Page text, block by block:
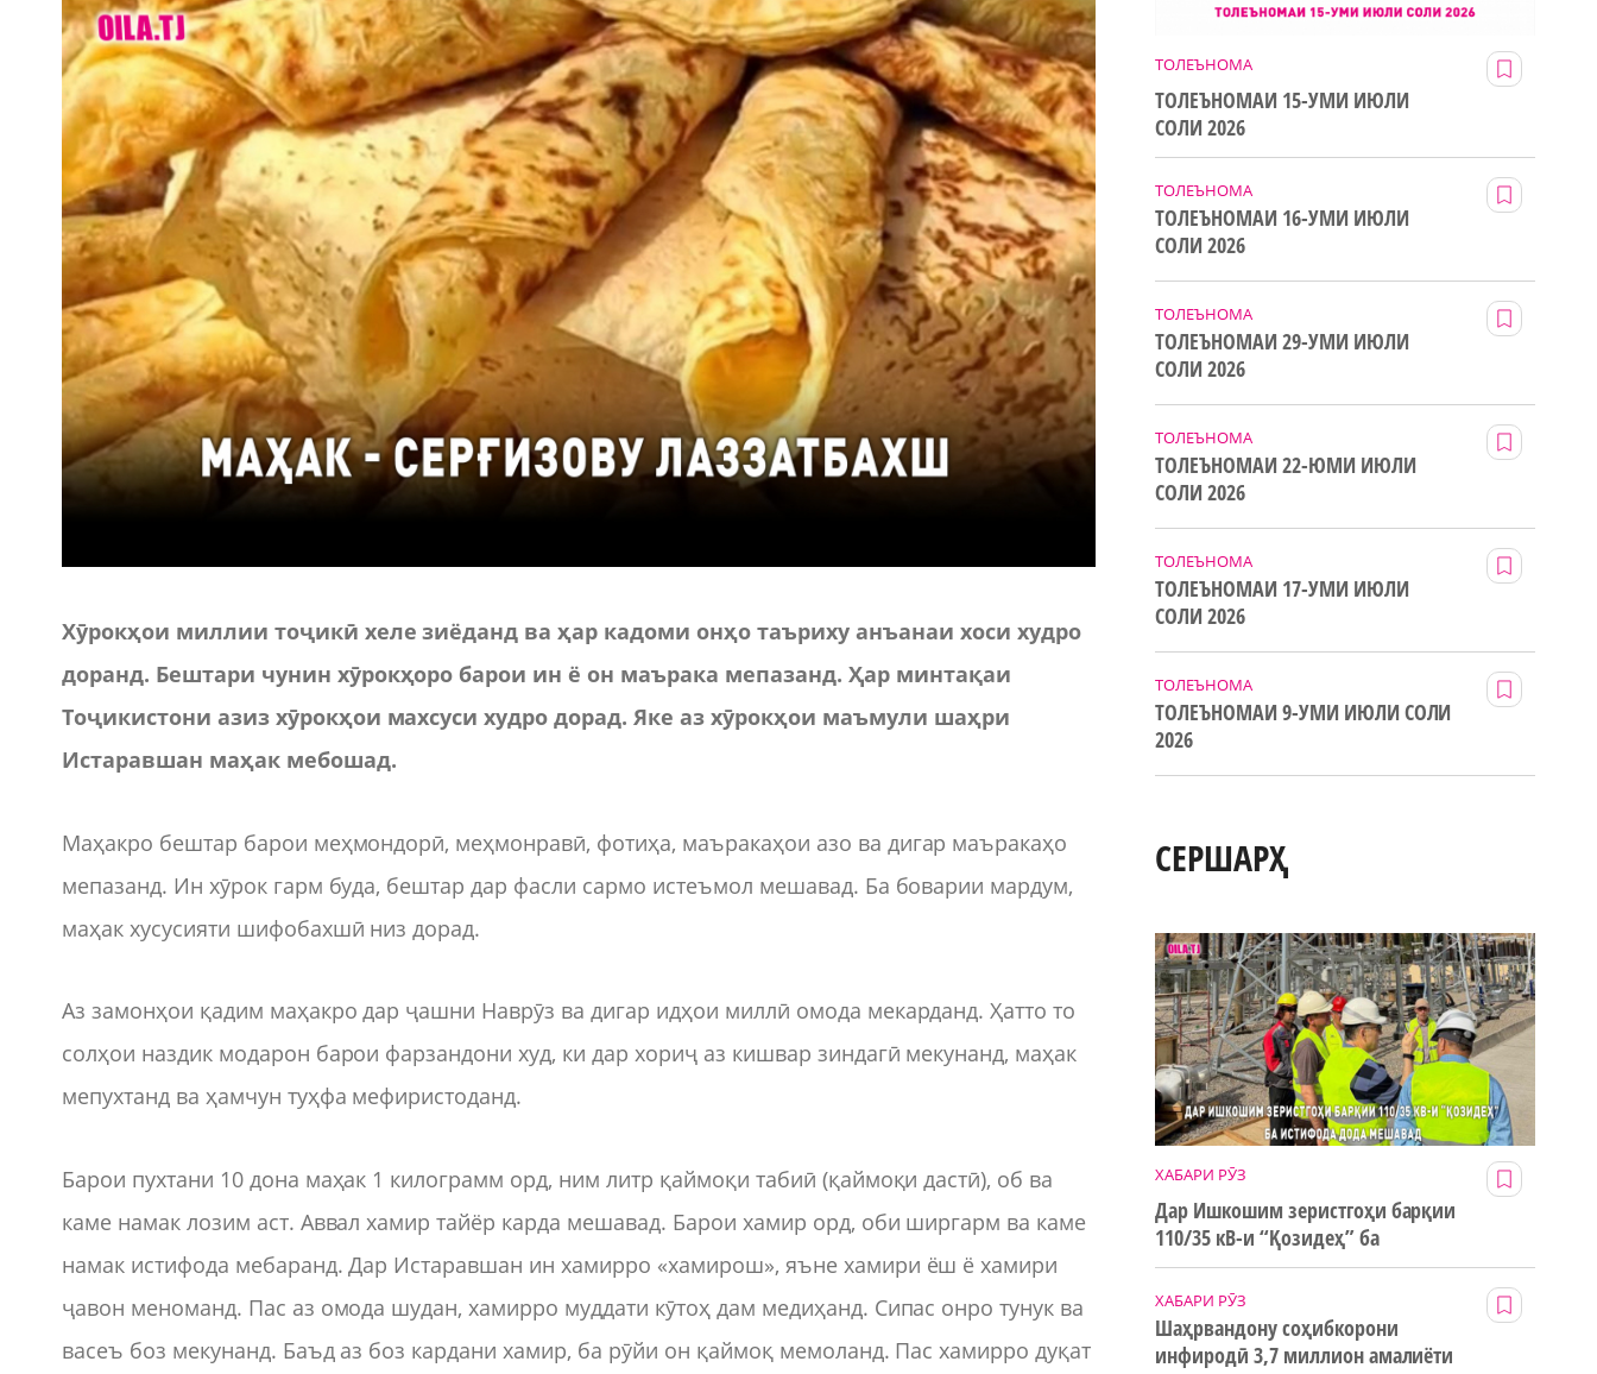
Хӯрокҳои миллии тоҷикӣ хеле зиёданд ва ҳар кадоми онҳо таъриху анъанаи хоси худро
доранд. Бештари чунин хӯрокҳоро барои ин ё он маърака мепазанд. Ҳар минтақаи
Тоҷикистони азиз хӯрокҳои махсуси худро дорад.Яке аз хӯрокҳои маъмули шаҳри
Истаравшан маҳак мебошад.
Маҳакро бештар барои меҳмондорӣ, меҳмонравӣ, фотиҳа, маъракаҳои азо ва дигар маъракаҳо
мепазанд. Ин хӯрок гарм буда, бештар дар фасли сармо истеъмол мешавад. Ба боварии мардум,
маҳак хусусияти шифобахшӣ низ дорад.
Аз замонҳои қадим маҳакро дар ҷашни Наврӯз ва дигар идҳои миллӣ омода мекарданд. Ҳатто то
солҳои наздик модарон барои фарзандони худ, ки дар хориҷ аз кишвар зиндагӣ мекунанд, маҳак
мепухтанд ва ҳамчун туҳфа мефиристоданд.
Барои пухтани 10 дона маҳак 1 килограмм орд, ним литр қаймоқи табиӣ (қаймоқи дастӣ), об ва
каме намак лозим аст. Аввал хамир тайёр карда мешавад. Барои хамир орд, оби ширгарм ва каме
намак истифода мебаранд. Дар Истаравшан ин хамирро «хамирош», яъне хамири ёш ё хамири
ҷавон меноманд. Пас аз омода шудан, хамирро муддати кӯтоҳ дам медиҳанд. Сипас онро тунук ва
васеъ боз мекунанд. Баъд аз боз кардани хамир, ба рӯйи он қаймоқ мемоланд. Пас хамирро дуқат
ТОЛЕЪНОМА
ТОЛЕЪНОМАИ 15-УМИ ИЮЛИ
СОЛИ 2026
ТОЛЕЪНОМА
ТОЛЕЪНОМАИ 16-УМИ ИЮЛИ
СОЛИ 2026
ТОЛЕЪНОМА
ТОЛЕЪНОМАИ 29-УМИ ИЮЛИ
СОЛИ 2026
ТОЛЕЪНОМА
ТОЛЕЪНОМАИ 22-ЮМИ ИЮЛИ
СОЛИ 2026
ТОЛЕЪНОМА
ТОЛЕЪНОМАИ 17-УМИ ИЮЛИ
СОЛИ 2026
ТОЛЕЪНОМА
ТОЛЕЪНОМАИ 9-УМИ ИЮЛИ СОЛИ
2026
СЕРШАРҲ
ХАБАРИ РӮЗ
Дар Ишкошим зеристгоҳи барқии
110/35 кВ-и “Қозидеҳ” ба
истифода дода мешавад
ХАБАРИ РӮЗ
Шаҳрвандону соҳибкорони
инфиродӣ 3,7 миллион амалиёти